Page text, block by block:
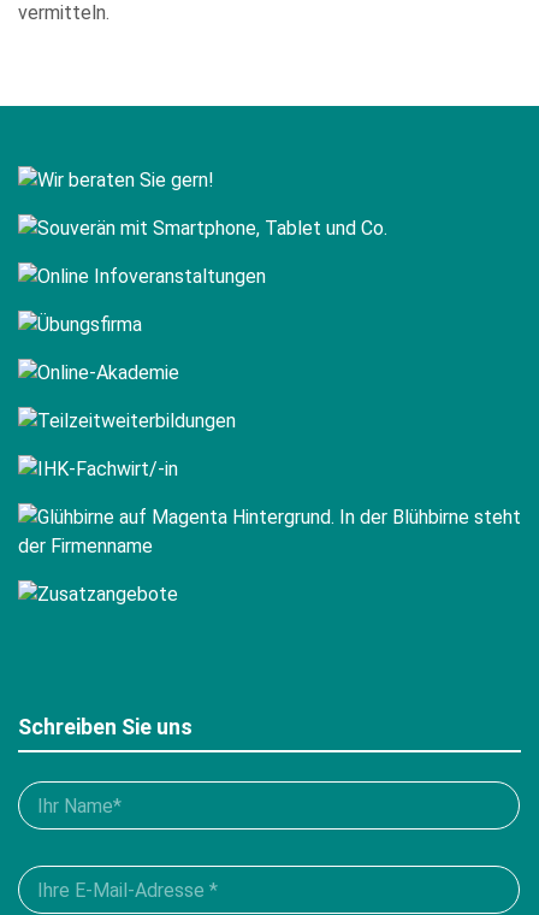
vermitteln.
Schreiben Sie uns
Bitte
Sie
alle
Please
leave